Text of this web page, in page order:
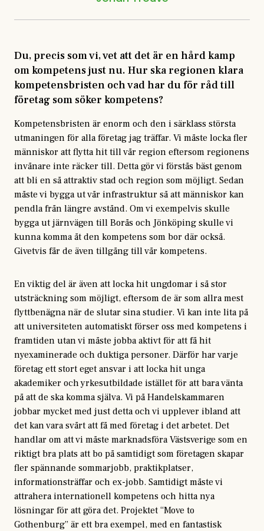
Du, precis som vi, vet att det är en hård kamp
om kompetens just nu. Hur ska regionen klara
kompetensbristen och vad har du för råd till
företag som söker kompetens?
Kompetensbristen är enorm och den i särklass största
utmaningen för alla företag jag träffar. Vi måste locka fler
människor att flytta hit till vår region eftersom regionens
invånare inte räcker till. Detta gör vi förstås bäst genom
att bli en så attraktiv stad och region som möjligt. Sedan
måste vi bygga ut vår infrastruktur så att människor kan
pendla från längre avstånd. Om vi exempelvis skulle
bygga ut järnvägen till Borås och Jönköping skulle vi
kunna komma åt den kompetens som bor där också.
Givetvis får de även tillgång till vår kompetens.
En viktig del är även att locka hit ungdomar i så stor
utsträckning som möjligt, eftersom de är som allra mest
flyttbenägna när de slutar sina studier. Vi kan inte lita på
att universiteten automatiskt förser oss med kompetens i
framtiden utan vi måste jobba aktivt för att få hit
nyexaminerade och duktiga personer. Därför har varje
företag ett stort eget ansvar i att locka hit unga
akademiker och yrkesutbildade istället för att bara vänta
på att de ska komma själva. Vi på Handelskammaren
jobbar mycket med just detta och vi upplever ibland att
det kan vara svårt att få med företag i det arbetet. Det
handlar om att vi måste marknadsföra Västsverige som en
riktigt bra plats att bo på samtidigt som företagen skapar
fler spännande sommarjobb, praktikplatser,
informationsträffar och ex-jobb. Samtidigt måste vi
attrahera internationell kompetens och hitta nya
lösningar för att göra det. Projektet “Move to
Gothenburg” är ett bra exempel, med en fantastisk